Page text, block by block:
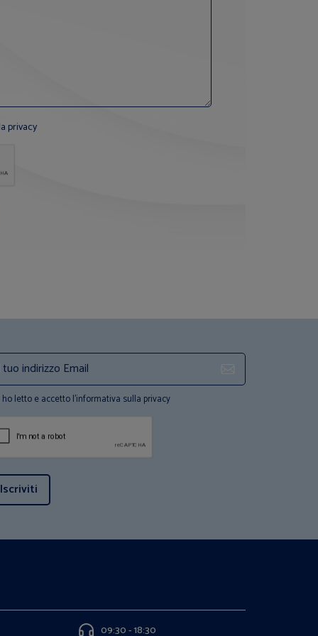
privacy
ho letto e accetto l'informativa sulla privacy
Iscriviti
09:30 - 18:30